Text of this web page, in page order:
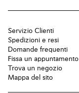
Servizio Clienti
Spedizioni e resi
Domande frequenti
Fissa un appuntamento
Trova un negozio
Mappa del sito